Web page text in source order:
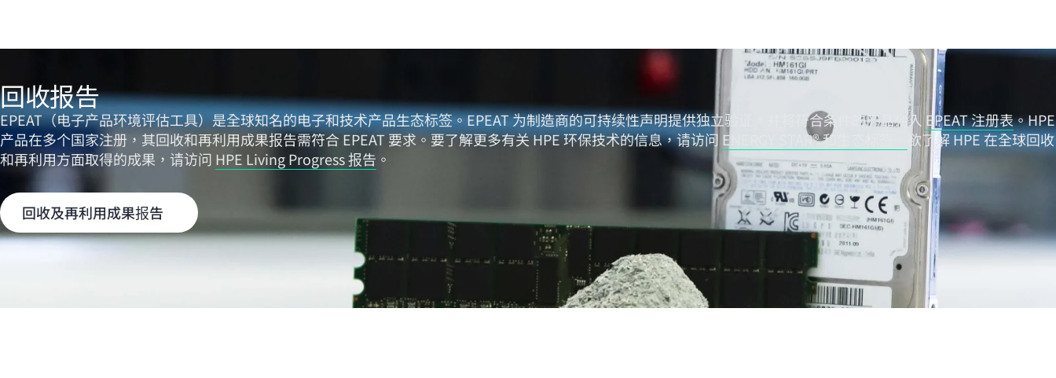
回收报告
EPEAT（电子产品环境评估工具）是全球知名的电子和技术产品生态标签。EPEAT 为制造商的可持续性声明提供独立验证，并将符合条件的产品列入EPEAT 注册表。HPE
产品在多个国家注册，其回收和再利用成果报告需符合 EPEAT 要求。要了解更多有关 HPE 环保技术的信息，请访问 ENERGY STAR® 和生态标签。
欲了解 HPE 在全球回收
和再利用方面取得的成果，请访问 HPE Living Progress 报告 。
回收及再利用成果报告